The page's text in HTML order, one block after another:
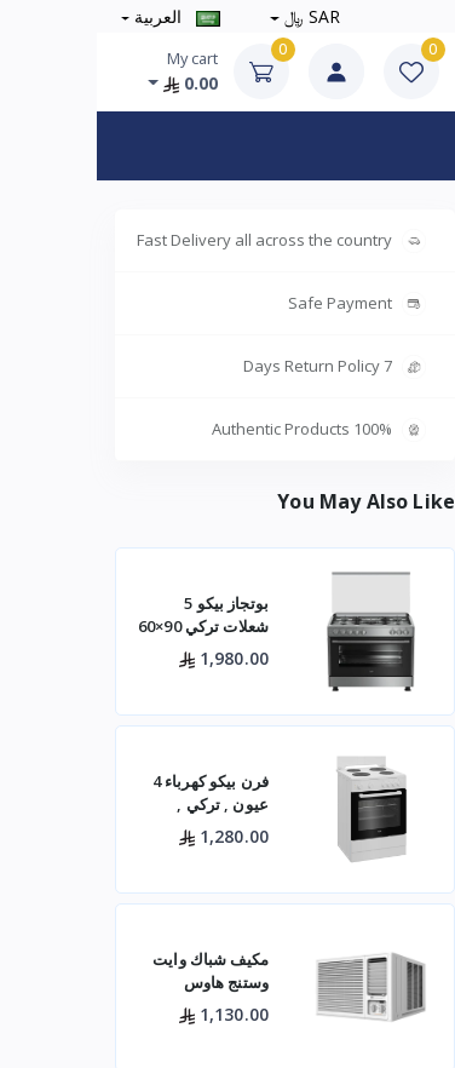
SAR ﷼ العربية
0
0
My cart
0.00
Fast Delivery all across the country
Safe Payment
7 Days Return Policy
100% Authentic Products
You May Also Like
بوتجاز بيكو 5
شعلات تركي 90×60
ستيل مع مروحتين –
GG15120FXNS
1,980.00
فرن بيكو كهرباء 4
عيون , تركي ,
60×60 باب زجاجي
– أبيض- FBS 66000
1,280.00
مكيف شباك وايت
وستنج هاوس
(الجديد)
WWA20K22R
1,130.00